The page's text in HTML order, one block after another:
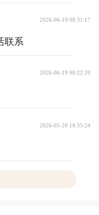
2026-06-19 08:31:17
联系
2026-06-19 08:22:20
2026-05-28 18:35:24